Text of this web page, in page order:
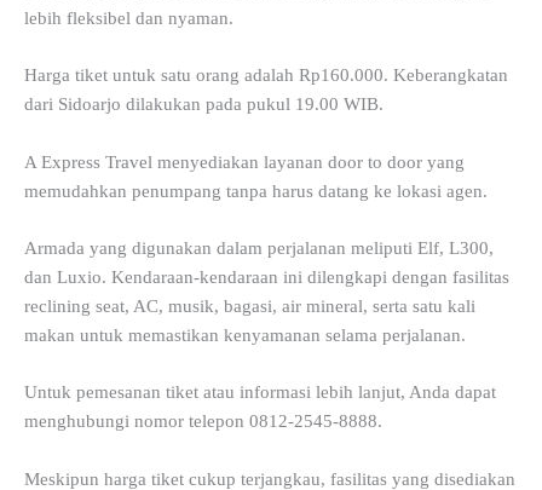
lebih fleksibel dan nyaman.
Harga tiket untuk satu orang adalah Rp160.000. Keberangkatan
dari Sidoarjo dilakukan pada pukul 19.00 WIB.
A Express Travel menyediakan layanan door to door yang
memudahkan penumpang tanpa harus datang ke lokasi agen.
Armada yang digunakan dalam perjalanan meliputi Elf, L300,
dan Luxio. Kendaraan-kendaraan ini dilengkapi dengan fasilitas
reclining seat, AC, musik, bagasi, air mineral, serta satu kali
makan untuk memastikan kenyamanan selama perjalanan.
Untuk pemesanan tiket atau informasi lebih lanjut, Anda dapat
menghubungi nomor telepon 0812-2545-8888.
Meskipun harga tiket cukup terjangkau, fasilitas yang disediakan